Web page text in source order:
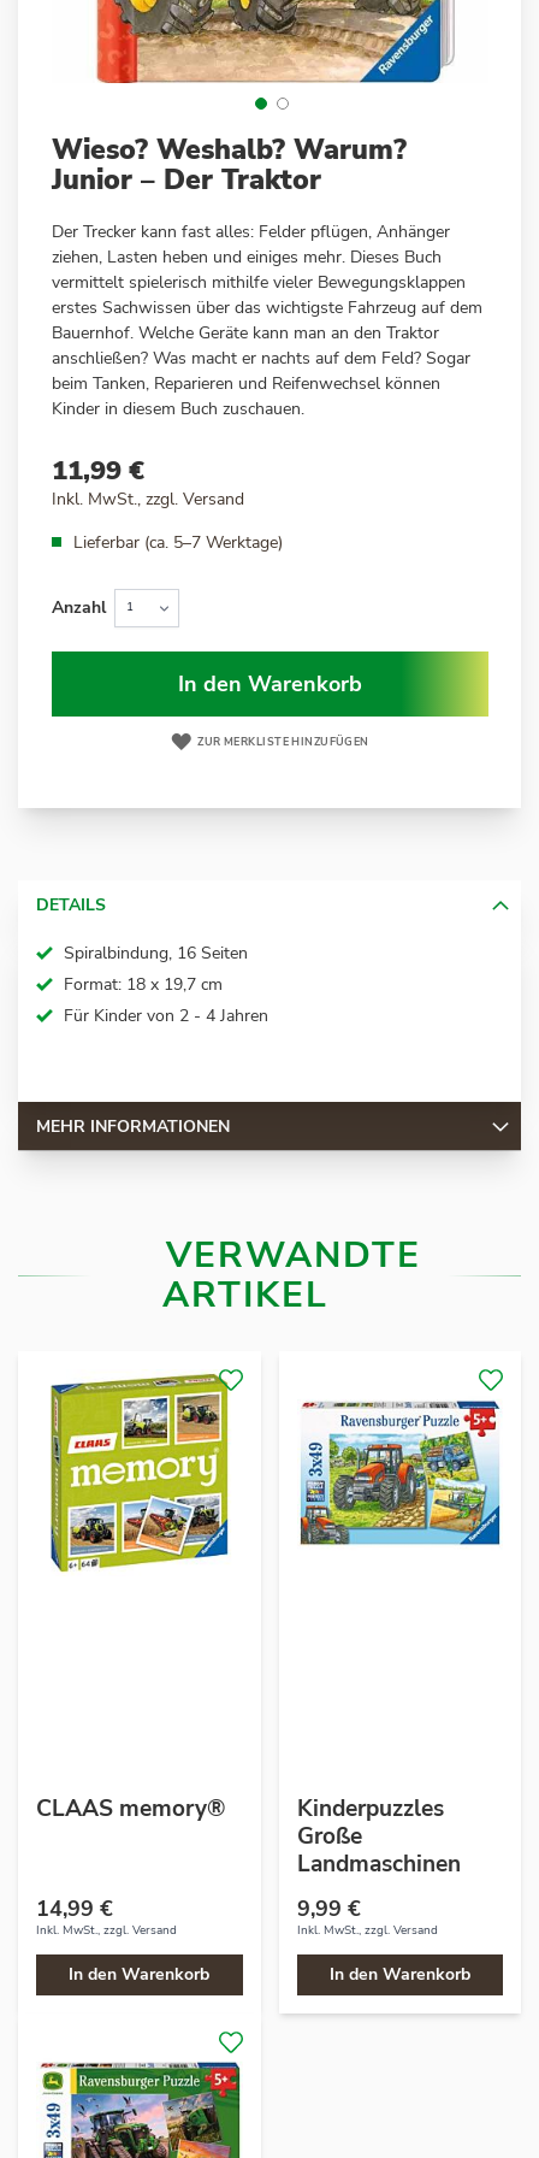
Anfang
der
springen
Wieso? Weshalb? Warum?
Junior – Der Traktor
Der Trecker kann fast alles: Felder pflügen, Anhänger
ziehen, Lasten heben und einiges mehr. Dieses Buch
vermittelt spielerisch mithilfe vieler Bewegungsklappen
erstes Sachwissen über das wichtigste Fahrzeug auf dem
Bauernhof. Welche Geräte kann man an den Traktor
anschließen? Was macht er nachts auf dem Feld? Sogar
beim Tanken, Reparieren und Reifenwechsel können
Kinder in diesem Buch zuschauen.
11,99 €
Inkl. MwSt., zzgl. Versand
Lieferbar (ca. 5–7 Werktage)
Anzahl
In den Warenkorb
ZUR MERKLISTE HINZUFÜGEN
DETAILS
Spiralbindung, 16 Seiten
Format: 18 x 19,7 cm
Für Kinder von 2 - 4 Jahren
MEHR INFORMATIONEN
VERWANDTE
ARTIKEL
CLAAS memory®
14,99 €
Inkl. MwSt., zzgl. Versand
In den Warenkorb
Kinderpuzzles
Große
Landmaschinen
9,99 €
Inkl. MwSt., zzgl. Versand
In den Warenkorb